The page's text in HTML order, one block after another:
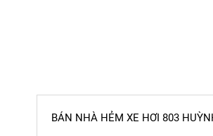
BÁN NHÀ HẺM XE HƠI 803